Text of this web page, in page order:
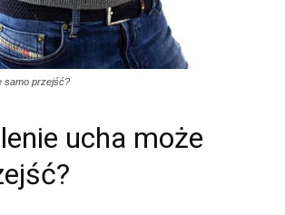
samo przejść?
ucha może